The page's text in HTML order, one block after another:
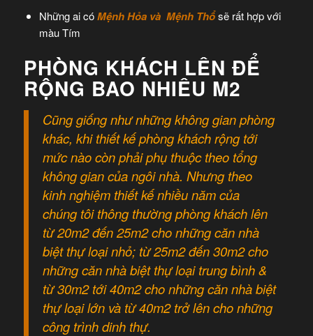
Những ai cóMệnh Hỏa và Mệnh Thổsẽ rất hợp với
màu Tím
PHÒNG KHÁCH LÊN ĐỂ
RỘNG BAO NHIÊU M2
Cũng giống như những không gian phòng
khác, khi thiết kế phòng khách rộng tới
mức nào còn phải phụ thuộc theo tổng
không gian của ngôi nhà. Nhưng theo
kinh nghiệm thiết kế nhiều năm của
chúng tôi thông thường phòng khách lên
từ 20m2 đến 25m2 cho những căn nhà
biệt thự loại nhỏ; từ 25m2 đến 30m2 cho
những căn nhà biệt thự loại trung bình &
từ 30m2 tới 40m2 cho những căn nhà biệt
thự loại lớn và từ 40m2 trở lên cho những
công trình dinh thự.